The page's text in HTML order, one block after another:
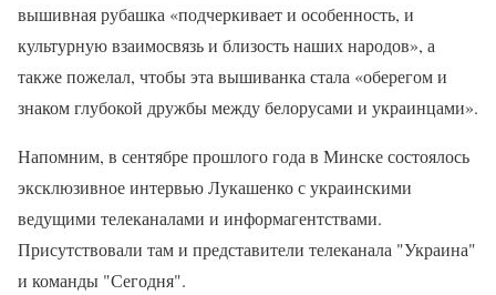
вышивная рубашка «подчеркивает и особенность, и
культурную взаимосвязь и близость наших народов», а
также пожелал, чтобы эта вышиванка стала «оберегом и
знаком глубокой дружбы между белорусами и украинцами».
Напомним, в сентябре прошлого года в Минске состоялось
эксклюзивное интервью Лукашенко с украинскими
ведущими телеканалами и информагентствами.
Присутствовали там и представители телеканала "Украина"
и команды "Сегодня".